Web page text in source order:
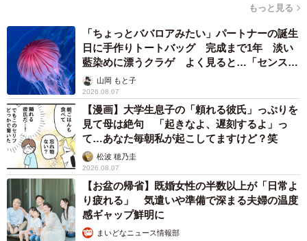
一方で甘えん坊な一面もあり、飼い主さんがいると胸元ま
で登ってきて眠ることも。昼間はお気に入りのタオルや毛
布で眠りながら、穏やかな時間を過ごしています。
「猫中心の生活」戸惑いもあるけれど…
もちろん、初めての一人での飼育には戸惑いもありまし
た。
・観葉植物をいたずらする
・ガラス製品は置けない
・人間の食事にも興味を持つ
もっと見る
「ちょっとババロアみたい」パートナーの誕生
日に手作りトートバッグ 完成まで1年 淡い
藍染めに漂うクラゲ よく見ると…「センスす
ごい」山岡 もと子
2026.08.07
【漫画】大学生息子の「頼れる彼氏」っぷりを
見て母は絶句 「起きなよ、遅刻するよ」っ
て…あなた毎朝私が起こしてますけど？笑
松波 穂乃圭
2026.08.07
【お盆の帰省】既婚女性の半数以上が「日常よ
り疲れる」 気遣いや準備で深まる夫婦の温度
感ギャップ鮮明に
まいどなニュース情報部